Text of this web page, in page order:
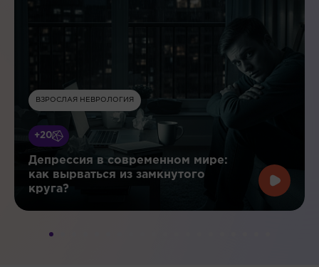
ВЗРОСЛАЯ НЕВРОЛОГИЯ
+20
Депрессия в современном мире:
как вырваться из замкнутого
круга?